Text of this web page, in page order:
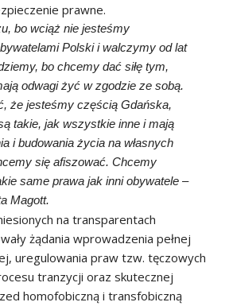
prawne.
bo wciąż nie jesteśmy
Polski i walczymy od lat
bo chcemy dać siłę tym,
odwagi żyć w zgodzie ze sobą.
że jesteśmy częścią Gdańska,
takie, jak wszystkie inne i mają
i budowania życia na własnych
się afiszować. Chcemy
same prawa jak inni obywatele –
Magott.
na transparentach
żądania wprowadzenia pełnej
uregulowania praw tzw. tęczowych
tranzycji oraz skutecznej
homofobiczną i transfobiczną